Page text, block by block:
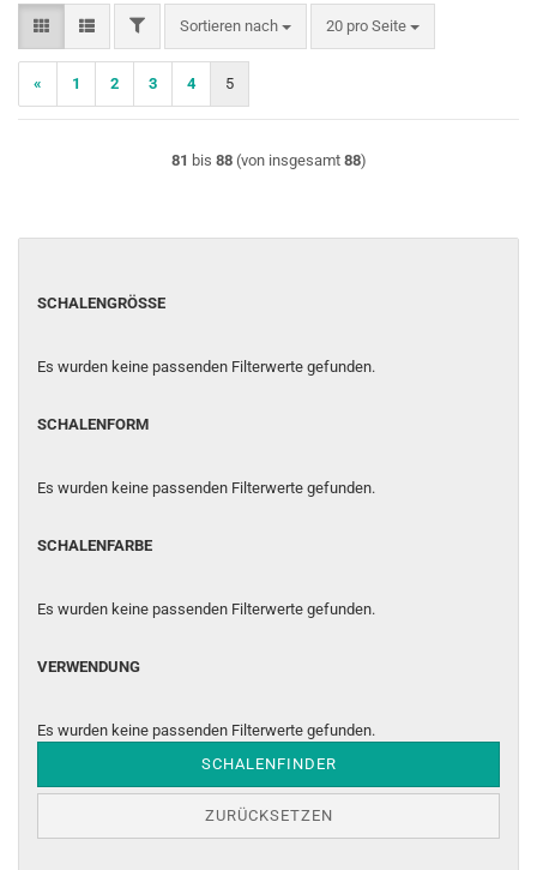
FILTERSortieren nach
Sortieren nach 20 pro Seite
pro Seite
« 1 2 3 4 5
81 bis 88(von insgesamt 88)
SCHALENGRÖSSE
SCHALENGRÖSSE
Es wurden keine passenden Filterwerte gefunden.
SCHALENFORM
SCHALENFORM
Es wurden keine passenden Filterwerte gefunden.
SCHALENFARBE
SCHALENFARBE
Es wurden keine passenden Filterwerte gefunden.
VERWENDUNG
VERWENDUNG
Es wurden keine passenden Filterwerte gefunden.
SCHALENFINDER
ZURÜCKSETZEN